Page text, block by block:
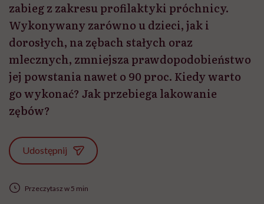
zabieg z zakresu profilaktyki próchnicy.
Wykonywany zarówno u dzieci, jak i
dorosłych, na zębach stałych oraz
mlecznych, zmniejsza prawdopodobieństwo
jej powstania nawet o 90 proc. Kiedy warto
go wykonać? Jak przebiega lakowanie
zębów?
Udostępnij
Przeczytasz w 5 min